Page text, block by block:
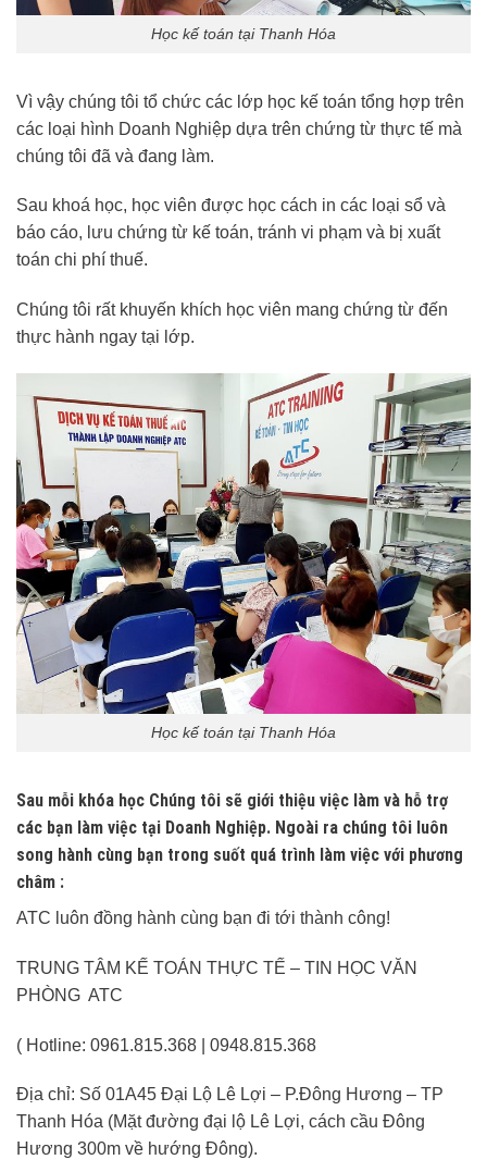
Học kế toán tại Thanh Hóa
Vì vậy chúng tôi tổ chức các lớp học kế toán tổng hợp trên
các loại hình Doanh Nghiệp dựa trên chứng từ thực tế mà
chúng tôi đã và đang làm.
Sau khoá học, học viên được học cách in các loại sổ và
báo cáo, lưu chứng từ kế toán, tránh vi phạm và bị xuất
toán chi phí thuế.
Chúng tôi rất khuyến khích học viên mang chứng từ đến
thực hành ngay tại lớp.
Học kế toán tại Thanh Hóa
Sau mỗi khóa học Chúng tôi sẽ giới thiệu việc làm và hỗ trợ
các bạn làm việc tại Doanh Nghiệp. Ngoài ra chúng tôi luôn
song hành cùng bạn trong suốt quá trình làm việc với phương
châm :
ATC luôn đồng hành cùng bạn đi tới thành công!
TRUNG TÂM KẾ TOÁN THỰC TẾ – TIN HỌC VĂN
PHÒNG ATC
( Hotline: 0961.815.368 | 0948.815.368
Địa chỉ: Số 01A45 Đại Lộ Lê Lợi – P.Đông Hương – TP
Thanh Hóa (Mặt đường đại lộ Lê Lợi, cách cầu Đông
Hương 300m về hướng Đông).